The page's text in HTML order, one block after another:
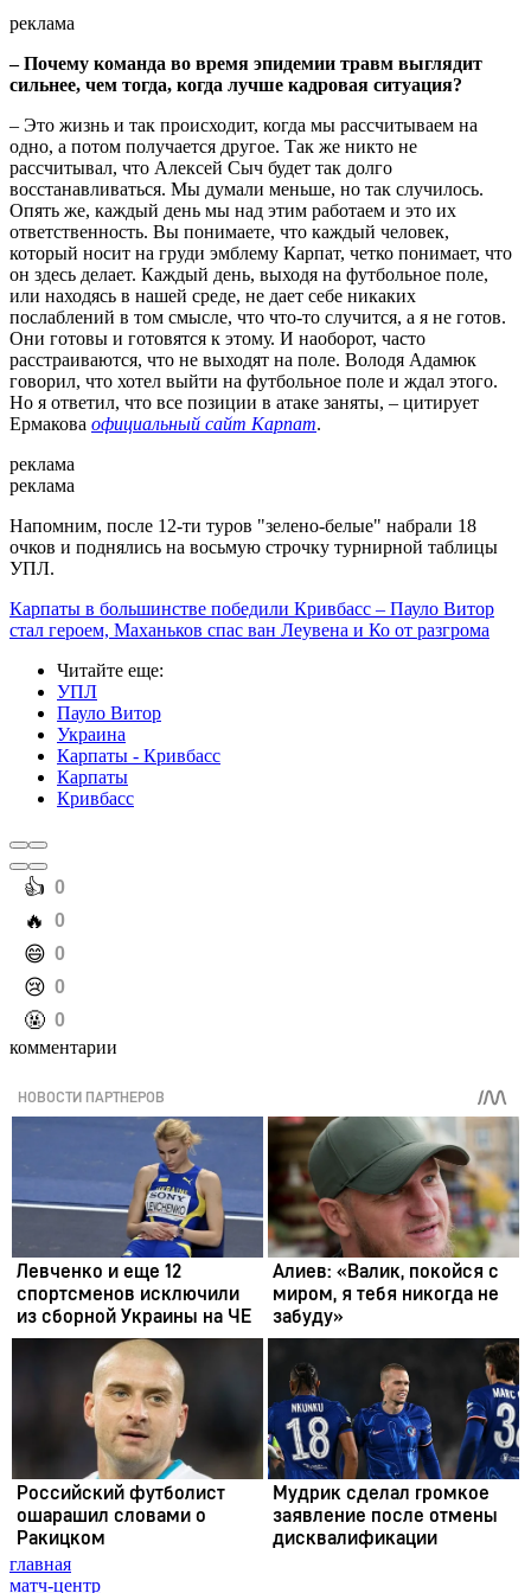
реклама
– Почему команда во время эпидемии травм выглядит
сильнее, чем тогда, когда лучше кадровая ситуация?
– Это жизнь и так происходит, когда мы рассчитываем на
одно, а потом получается другое. Так же никто не
рассчитывал, что Алексей Сыч будет так долго
восстанавливаться. Мы думали меньше, но так случилось.
Опять же, каждый день мы над этим работаем и это их
ответственность. Вы понимаете, что каждый человек,
который носит на груди эмблему Карпат, четко понимает, что
он здесь делает. Каждый день, выходя на футбольное поле,
или находясь в нашей среде, не дает себе никаких
послаблений в том смысле, что что-то случится, а я не готов.
Они готовы и готовятся к этому. И наоборот, часто
расстраиваются, что не выходят на поле. Володя Адамюк
говорил, что хотел выйти на футбольное поле и ждал этого.
Но я ответил, что все позиции в атаке заняты, – цитирует
Ермакова официальный сайт Карпат.
реклама
реклама
Напомним, после 12-ти туров "зелено-белые" набрали 18
очков и поднялись на восьмую строчку турнирной таблицы
УПЛ.
Карпаты в большинстве победили Кривбасс – Пауло Витор
стал героем, Маханьков спас ван Леувена и Ко от разгрома
Читайте еще:
УПЛ
Пауло Витор
Украина
Карпаты - Кривбасс
Карпаты
Кривбасс
️👍 0
️🔥 0
️😄 0
️😢 0
️🤬 0
комментарии
главная
матч-центр